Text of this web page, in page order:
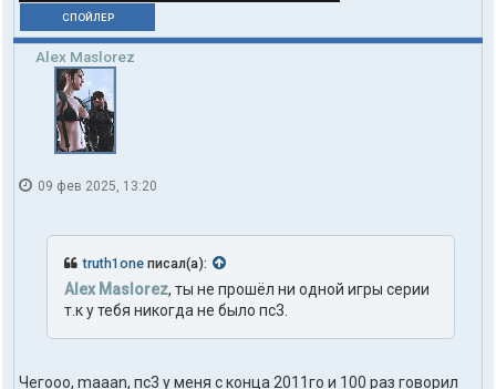
СПОЙЛЕР
Alex Maslorez
09 фев 2025, 13:20
truth1one писал(а):
Alex Maslorez, ты не прошёл ни одной игры серии
т.к у тебя никогда не было пс3.
Чегооо, maaan, пс3 у меня с конца 2011го и 100 раз говорил